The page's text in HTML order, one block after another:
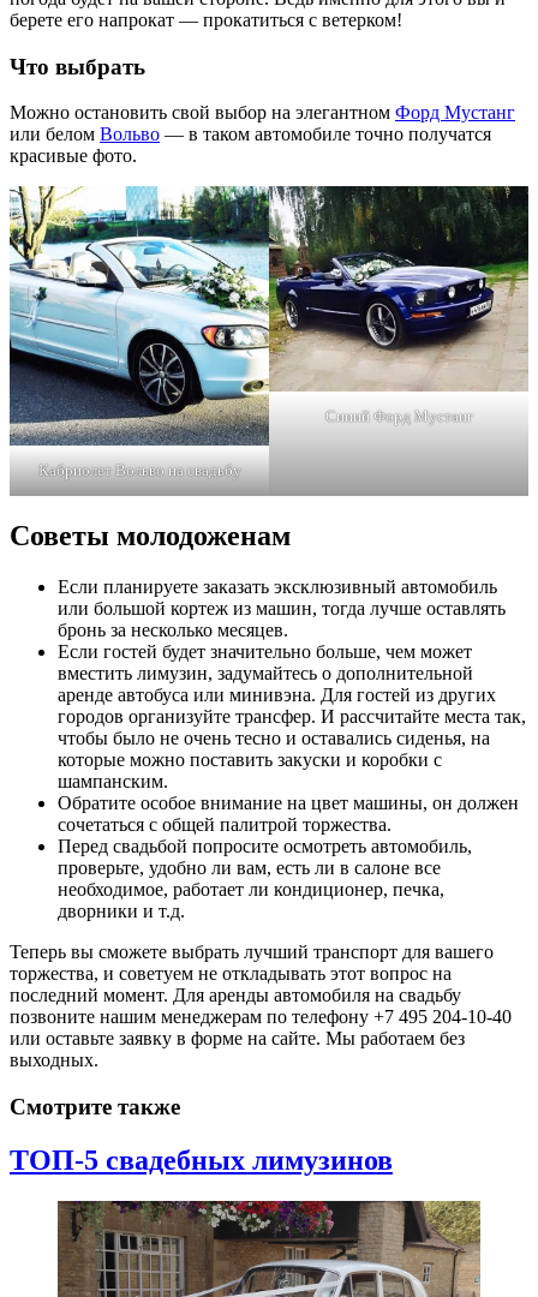
берете его напрокат — прокатиться с ветерком!
Что выбрать
Можно остановить свой выбор на элегантном Форд Мустанг
или белом Вольво — в таком автомобиле точно получатся
красивые фото.
Кабриолет Вольво на свадьбу
Синий Форд Мустанг
Советы молодоженам
Если планируете заказать эксклюзивный автомобиль
или большой кортеж из машин, тогда лучше оставлять
бронь за несколько месяцев.
Если гостей будет значительно больше, чем может
вместить лимузин, задумайтесь о дополнительной
аренде автобуса или минивэна. Для гостей из других
городов организуйте трансфер. И рассчитайте места так,
чтобы было не очень тесно и оставались сиденья, на
которые можно поставить закуски и коробки с
шампанским.
Обратите особое внимание на цвет машины, он должен
сочетаться с общей палитрой торжества.
Перед свадьбой попросите осмотреть автомобиль,
проверьте, удобно ли вам, есть ли в салоне все
необходимое, работает ли кондиционер, печка,
дворники и т.д.
Теперь вы сможете выбрать лучший транспорт для вашего
торжества, и советуем не откладывать этот вопрос на
последний момент. Для аренды автомобиля на свадьбу
позвоните нашим менеджерам по телефону +7 495 204-10-40
или оставьте заявку в форме на сайте. Мы работаем без
выходных.
Смотрите также
ТОП-5 свадебных лимузинов